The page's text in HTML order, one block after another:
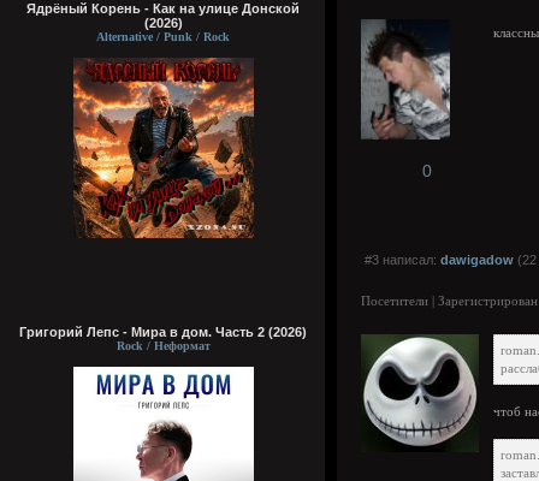
Ядрёный Корень - Как на улице Донской
(2026)
Alternative / Punk / Rock
Григорий Лепс - Мира в дом. Часть 2 (2026)
Rock / Неформат
0
#3 написал: dawigadow
Посетители |
чтоб